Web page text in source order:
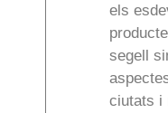
els
segell
ciutats i